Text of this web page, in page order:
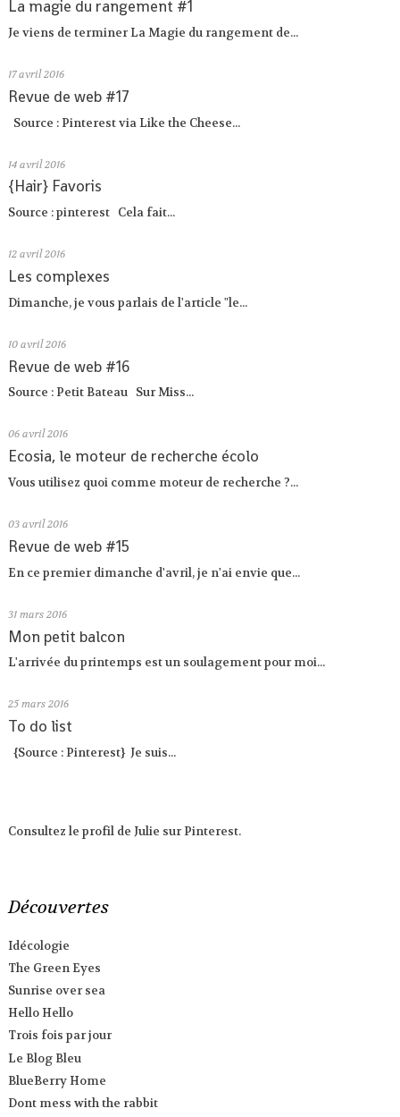
La magie du rangement #1
Je viens de terminer La Magie du rangement de...
17 avril 2016
Revue de web #17
Source : Pinterest via Like the Cheese...
14 avril 2016
{Hair} Favoris
Source : pinterest Cela fait...
12 avril 2016
Les complexes
Dimanche, je vous parlais de l'article "le...
10 avril 2016
Revue de web #16
Source : Petit Bateau Sur Miss...
06 avril 2016
Ecosia, le moteur de recherche écolo
Vous utilisez quoi comme moteur de recherche ?...
03 avril 2016
Revue de web #15
En ce premier dimanche d'avril, je n'ai envie que...
31 mars 2016
Mon petit balcon
L'arrivée du printemps est un soulagement pour moi...
25 mars 2016
To do list
{Source : Pinterest} Je suis...
Consultez le profil de Julie sur Pinterest.
Découvertes
Idécologie
The Green Eyes
Sunrise over sea
Hello Hello
Trois fois par jour
Le Blog Bleu
BlueBerry Home
Dont mess with the rabbit